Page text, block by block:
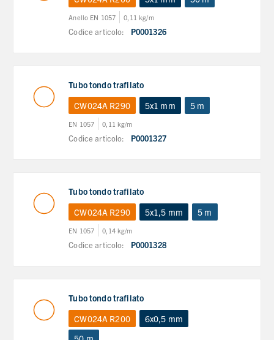
Anello EN 1057 0,11 kg/m
Codice articolo: P0001326
Tubo tondo trafilato
CW024A R290
5x1 mm 5 m
EN 1057 0,11 kg/m
Codice articolo: P0001327
Tubo tondo trafilato
CW024A R290
5x1,5 mm 5 m
EN 1057 0,14 kg/m
Codice articolo: P0001328
Tubo tondo trafilato
CW024A R200
6x0,5 mm